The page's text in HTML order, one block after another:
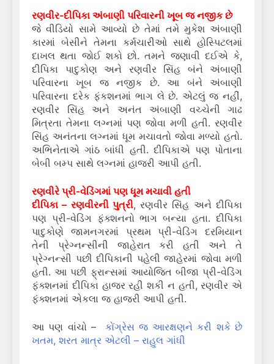
રણવીર-દીપિકા અંબાણી પરિવારની ખૂબ જ નજીક છે
જે વીડિયો સામે આવ્યો છે તેમાં તમે મુકેશ અંબાણી
કારમાં બેસીને તેમના કર્મચારીઓ સાથે હોસ્પિટલમાં
દાખલ થતા જોઈ શકો છો. તમને જણાવી દઈએ કે,
દીપિકા પાદુકોણ અને રણવીર સિંહ બંને અંબાણી
પરિવારના ખૂબ જ નજીક છે. આ બંને અંબાણી
પરિવારના દરેક ફંકશનમાં ભાગ લે છે. એટલું જ નહીં,
રણવીર સિંહ અને અનંત અંબાણી વચ્ચેની ગાઢ
મિત્રતા તેમના લગ્નમાં પણ જોવા મળી હતી. રણવીર
સિંહ અનંતના લગ્નમાં ધૂમ મચાવતો જોવા મળ્યો હતો.
અભિનેતાએ ગાંઠ બાંધી હતી. દીપિકાએ પણ પોતાના
બેબી બમ્પ સાથે લગ્નમાં હાજરી આપી હતી.
રણવીરે પ્રી-વેડિંગમાં પણ ધૂમ મચાવી હતી
દીપિકા – રણવીરની પુત્રી, રણવીર સિંહ અને દીપિકા
પણ પ્રી-વેડિંગ ફંક્શનનો ભાગ બન્યા હતા. દીપિકા
પાદુકોણે જામનગરમાં પ્રથમ પ્રી-વેડિંગ દરમિયાન
તેની પ્રેગ્નન્સીની જાહેરાત કરી હતી અને તે
પ્રેગ્નન્સી પછી દીપિકાની પહેલી જાહેરમાં જોવા મળી
હતી. આ પછી ફ્રાન્સમાં આયોજિત બીજા પ્રી-વેડિંગ
ફંક્શનમાં દીપિકા હાજર રહી શકી ન હતી, રણવીર એ
ફંક્શનમાં એકલા જ હાજરી આપી હતી.
આ પણ વાંચો – કોંગ્રેસ જ આરક્ષણને કરી શકે છે
ખતમ, શરત માત્ર એટલી – રાહુલ ગાંધી